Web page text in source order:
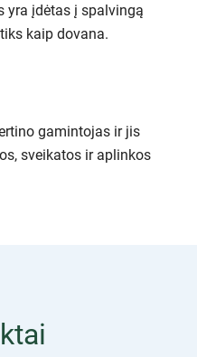
yra įdėtas į spalvingą
kaip dovana.
gamintojas ir jis
sveikatos ir aplinkos